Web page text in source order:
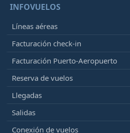
INFOVUELOS
Líneas aéreas
Facturación check-in
Facturación Puerto-Aeropuerto
Reserva de vuelos
Llegadas
Salidas
Conexión de vuelos